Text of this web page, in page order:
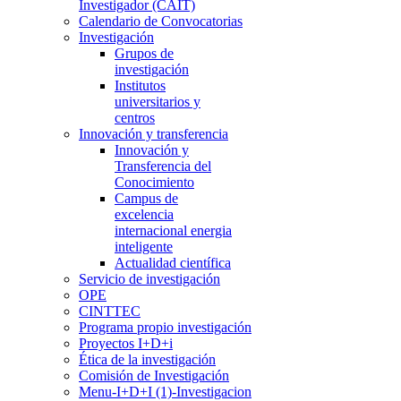
Investigador (CAIT)
Calendario de Convocatorias
Investigación
Grupos de
investigación
Institutos
universitarios y
centros
Innovación y transferencia
Innovación y
Transferencia del
Conocimiento
Campus de
excelencia
internacional energia
inteligente
Actualidad científica
Servicio de investigación
OPE
CINTTEC
Programa propio investigación
Proyectos I+D+i
Ética de la investigación
Comisión de Investigación
Menu-I+D+I (1)-Investigacion